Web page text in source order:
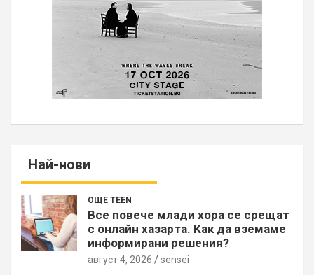
Най-нови
ОЩЕ TEEN
Все повече млади хора се срещат
с онлайн хазарта. Как да вземаме
информирани решения?
август 4, 2026 sensei